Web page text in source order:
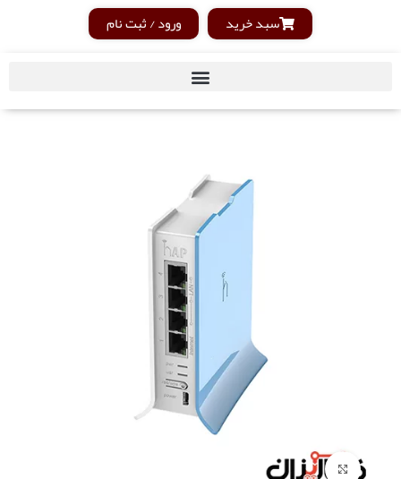
سبد خرید ورود / ثبت نام
Click to enlarge